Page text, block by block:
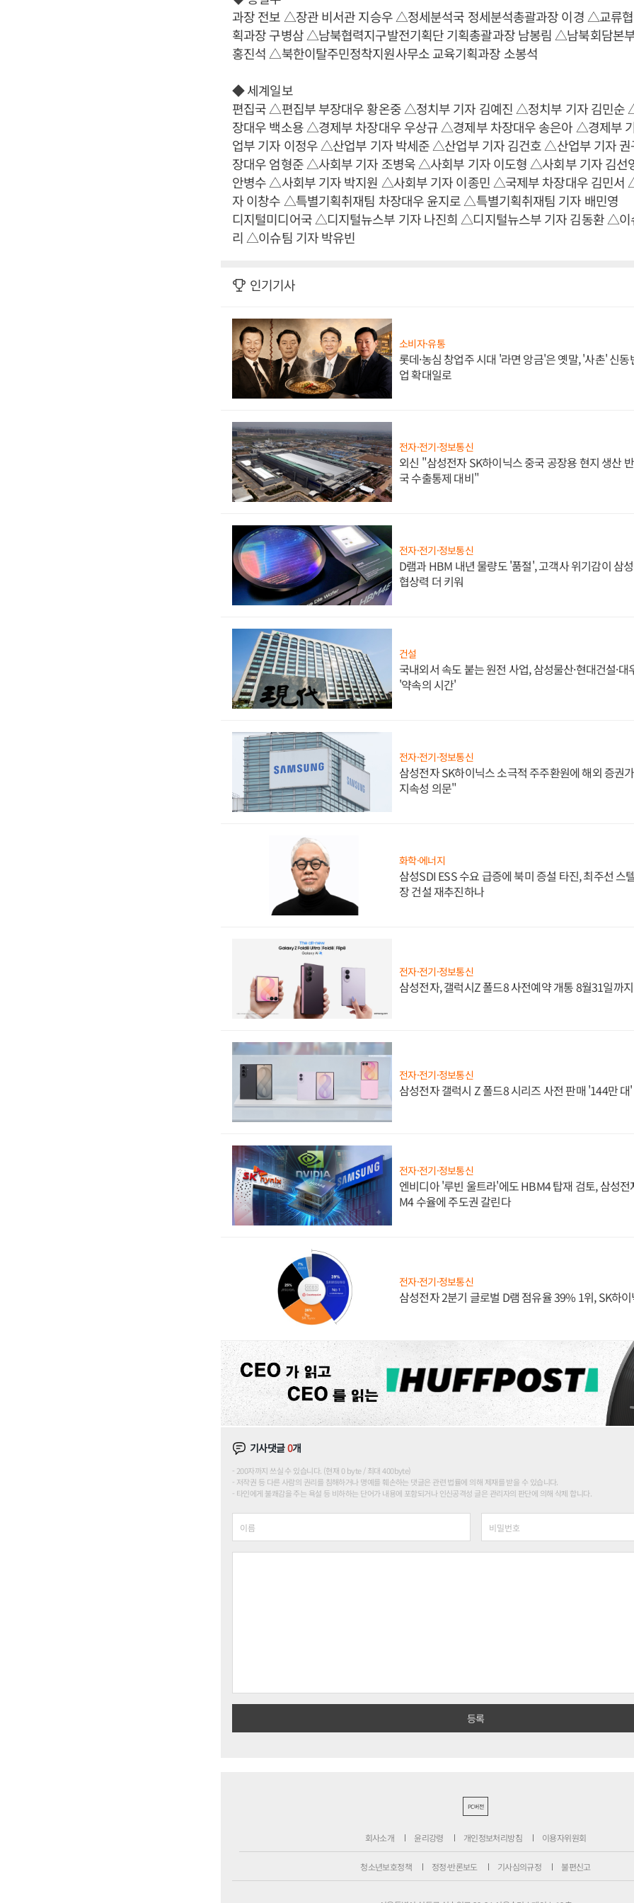
과장 전보 △장관 비서관 지승우 △정세분석국 정세분석총괄과장 이경 △교류
획과장 구병삼 △남북협력지구발전기획단 기획총괄과장 남봉림 △남북회담본
홍진석 △북한이탈주민정착지원사무소 교육기획과장 소봉석
◆ 세계일보
편집국 △편집부 부장대우 황온중 △정치부 기자 김예진 △정치부 기자 김민순
장대우 백소용 △경제부 차장대우 우상규 △경제부 차장대우 송은아 △경제부
업부 기자 이정우 △산업부 기자 박세준 △산업부 기자 김건호 △산업부 기자
장대우 엄형준 △사회부 기자 조병욱 △사회부 기자 이도형 △사회부 기자 김
안병수 △사회부 기자 박지원 △사회부 기자 이종민 △국제부 차장대우 김민서
자 이창수 △특별기획취재팀 차장대우 윤지로 △특별기획취재팀 기자 배민영
디지털미디어국 △디지털뉴스부 기자 나진희 △디지털뉴스부 기자 김동환 △이
리 △이슈팀 기자 박유빈
인기기사
소비자·유통
롯데·농심 창업주 시대 '라면 앙금'은 옛말, '사촌' 신동
업 확대일로
전자·전기·정보통신
외신 "삼성전자 SK하이닉스 중국 공장용 현지 생산
국 수출통제 대비"
전자·전기·정보통신
D램과 HBM 내년 물량도 '품절', 고객사 위기감이 삼
협상력 더 키워
건설
국내외서 속도 붙는 원전 사업, 삼성물산·현대건설·
'약속의 시간'
전자·전기·정보통신
삼성전자 SK하이닉스 소극적 주주환원에 해외 증권
지속성 의문"
화학·에너지
삼성SDI ESS 수요 급증에 북미 증설 타진, 최주선 스
장 건설 재추진하나
전자·전기·정보통신
삼성전자, 갤럭시Z 폴드8 사전예약 개통 8월31일까
전자·전기·정보통신
삼성전자 갤럭시 Z 폴드8 시리즈 사전 판매 '144만 대
전자·전기·정보통신
엔비디아 '루빈 울트라'에도 HBM4 탑재 검토, 삼성전
M4 수율에 주도권 갈린다
전자·전기·정보통신
삼성전자 2분기 글로벌 D램 점유율 39% 1위, SK하
기사댓글0개
200자까지 쓰실 수 있습니다. (현재 0 byte / 최대 400byte)
저작권 등 다른 사람의 권리를 침해하거나 명예를 훼손하는 댓글은 관련 법률에 의해 제재를 받을 수 있습니다.
타인에게 불쾌감을 주는 욕설 등 비하하는 단어가 내용에 포함되거나 인신공격성 글은 관리자의 판단에 의해 삭제 합니다.
PC버전
회사소개 윤리강령 개인정보처리방침 이용자위원회
청소년보호정책 정정·반론보도 기사심의규정 불편신고